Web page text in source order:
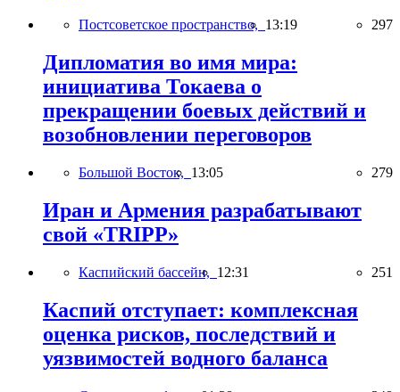
Постсоветское пространство, 13:19 297
Дипломатия во имя мира:
инициатива Токаева о
прекращении боевых действий и
возобновлении переговоров
Большой Восток, 13:05 279
Иран и Армения разрабатывают
свой «TRIPP»
Каспийский бассейн, 12:31 251
Каспий отступает: комплексная
оценка рисков, последствий и
уязвимостей водного баланса